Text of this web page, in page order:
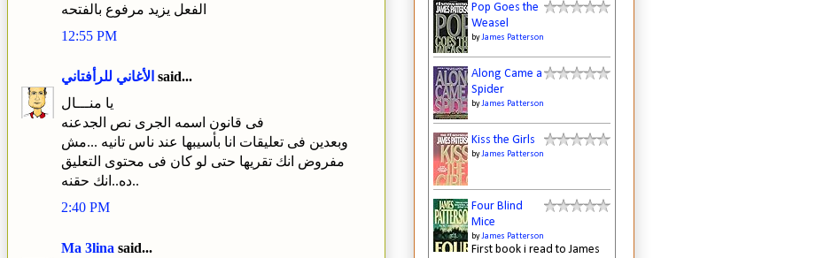
الفعل يزيد مرفوع بالفتحه
12:55 PM
الأغاني للرأفتاني said...
يا منـــال
فى قانون اسمه الجرى نص الجدعنه
وبعدين فى تعليقات انا بأسيبها عند ناس تانيه ...مش
مفروض انك تقريها حتى لو كان فى محتوى التعليق
ده..انك حقنه..
2:40 PM
Ma 3lina said...
Pop Goes the
Weasel
byJames Patterson
Along Came a
Spider
byJames Patterson
Kiss the Girls
byJames Patterson
Four Blind
Mice
byJames Patterson
First book i read to James